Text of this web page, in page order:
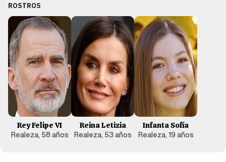
ROSTROS
Rey Felipe VI
Realeza, 58 años
Reina Letizia
Realeza, 53 años
Infanta Sofía
Realeza, 19 años